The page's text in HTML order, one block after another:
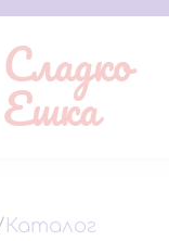
Сладко
Ешка
Каталог